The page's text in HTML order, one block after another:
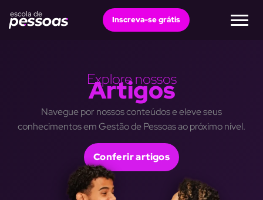
para
Inscreva-se grátis
Explore nossos
Artigos
Navegue por nossos conteúdos e eleve seus
conhecimentos em Gestão de Pessoas ao próximo nível.
Conferir artigos